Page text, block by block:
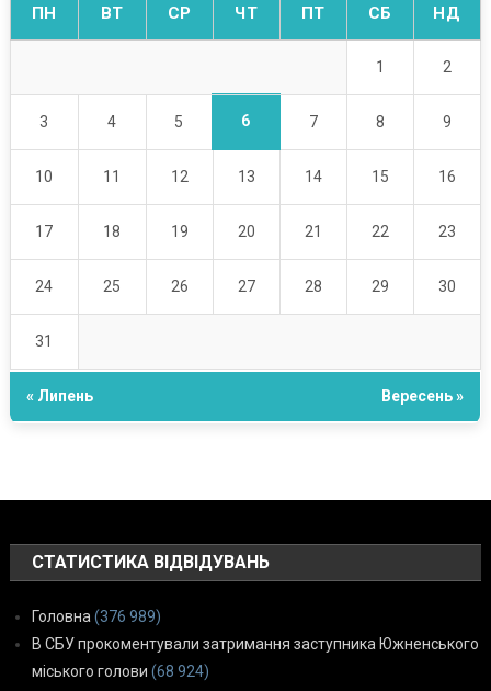
ПН ВТ СР ЧТ ПТ СБ НД
1 2
3 4 5 6 7 8 9
10 11 12 13 14 15 16
17 18 19 20 21 22 23
24 25 26 27 28 29 30
31
« Липень Вересень »
СТАТИСТИКА ВІДВІДУВАНЬ
Головна (376 989)
В СБУ прокоментували затримання заступника Южненського
міського голови (68 924)